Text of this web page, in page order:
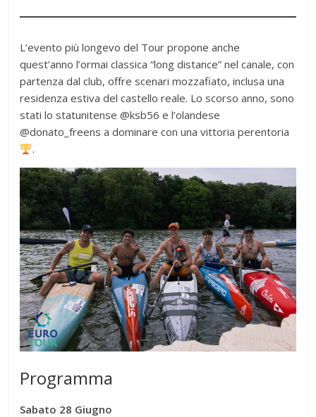
L’evento più longevo del Tour propone anche
quest’anno l’ormai classica “long distance” nel canale, con
partenza dal club, offre scenari mozzafiato, inclusa una
residenza estiva del castello reale. Lo scorso anno, sono
stati lo statunitense @ksb56 e l’olandese
@donato_freens a dominare con una vittoria perentoria
.
Programma
Sabato 28 Giugno